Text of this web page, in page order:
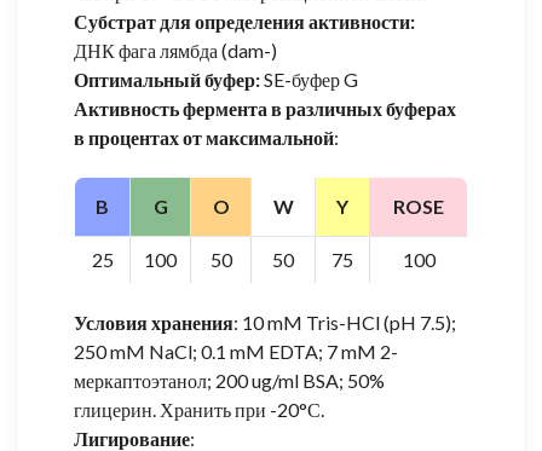
Субстрат для определения активности:
ДНК фага лямбда (dam-)
Оптимальный буфер:SE-буфер G
Активность фермента в различных буферах
в процентах от максимальной:
B G O W Y ROSE
25 100 50 50 75 100
Условия хранения: 10 mM Tris-HCl (pH 7.5);
250 mM NaCl; 0.1 mM EDTA; 7 mM 2-
меркаптоэтанол; 200 ug/ml BSA; 50%
глицерин. Хранить при -20°С.
Лигирование: